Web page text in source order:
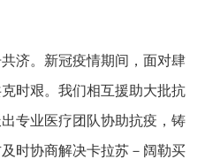
济。新冠疫情期间，面对肆
时艰。我们相互援助大批抗
专业医疗团队协助抗疫，铸
时协商解决卡拉苏－阔勒买